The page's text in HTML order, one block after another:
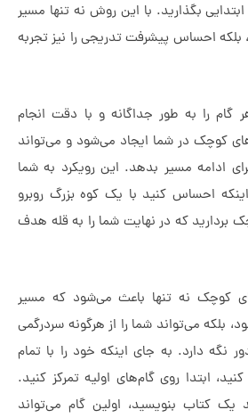
با این روش نه تنها مسیر
پیشرفت تدریجی را نیز تجربه
طور جداگانه و با دقت انجام
شما ایجاد می‌شود و می‌تواند
مسیر بدهد. این رویکرد به شما
کنید با یک کوه بزرگ روبرو
که در نهایت شما را به قله هدف
تنها باعث می‌شود که مسیر
شما را از هرگونه سردرگمی
به جای اینکه خود را با تمام
روی گام‌های اولیه تمرکز کنید.
بنویسید، اولین گام می‌تواند